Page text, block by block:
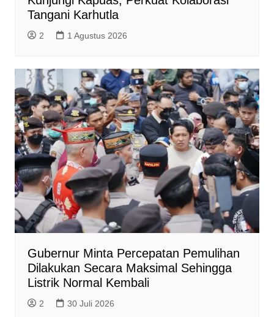
Tangani Karhutla
2 1 Agustus 2026
Gubernur Minta Percepatan Pemulihan
Dilakukan Secara Maksimal Sehingga
Listrik Normal Kembali
2 30 Juli 2026